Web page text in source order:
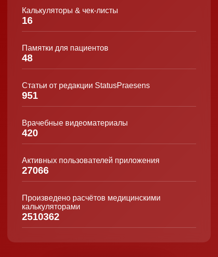
Калькуляторы & чек-листы
16
Памятки для пациентов
48
Статьи от редакции StatusPraesens
951
Врачебные видеоматериалы
420
Активных пользователей приложения
27066
Произведено расчётов медицинскими
калькуляторами
2510362